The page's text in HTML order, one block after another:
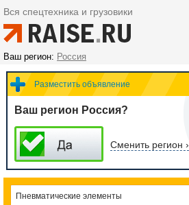
Вся спецтехника и грузовики
Ваш регион: Россия
Разместить объявление
Ваш регион Россия?
Сменить регион ›